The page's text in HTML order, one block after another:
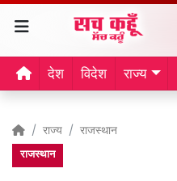
देश विदेश राज्य
राज्य राजस्थान
राजस्थान